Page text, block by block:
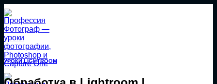
Перейти
к
содержанию
УРОКИ LIGHTROOM